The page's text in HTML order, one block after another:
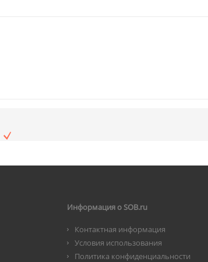
Информация о SOB.ru
Контактная информация
Условия использования
Политика конфиденциальности